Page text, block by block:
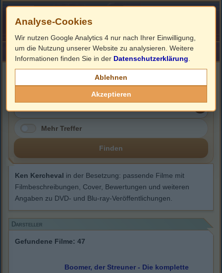
HOME ImpressumLinks
Ken Kercheval
Mehr Treffer
Finden
Ken Kercheval in der Besetzung: passende Filme mit
Filmbeschreibungen, Cover, Bewertungen und weiteren
Angaben zu DVD- und Blu-ray-Veröffentlichungen.
Darsteller
Gefundene Filme: 47
Boomer, der Streuner - Die komplette
Analyse-Cookies
Wir nutzen Google Analytics 4 nur nach Ihrer Einwilligung,
um die Nutzung unserer Website zu analysieren. Weitere
Informationen finden Sie in der Datenschutzerklärung
Ablehnen
Akzeptieren